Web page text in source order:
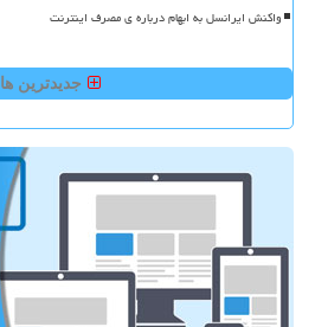
واکنش ایرانسل به ابهام درباره ی مصرف اینترنت
جدیدترین ها